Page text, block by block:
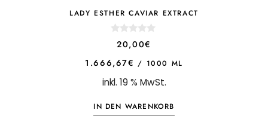
LADY ESTHER CAVIAR EXTRACT
t
f
20,00€
1.666,67€ / 1000 ML
inkl. 19 % MwSt.
IN DEN WARENKORB